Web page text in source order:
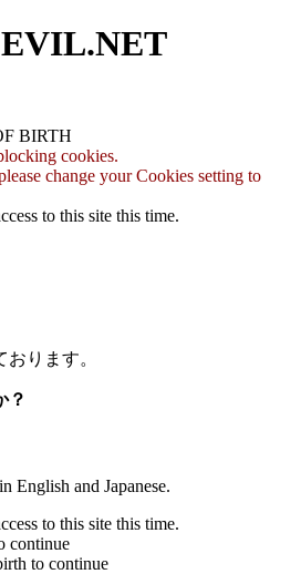
BIRTH
cookies.
change your Cookies setting to
to this site this time.
ります。
？
English and Japanese.
to this site this time.
continue
to continue